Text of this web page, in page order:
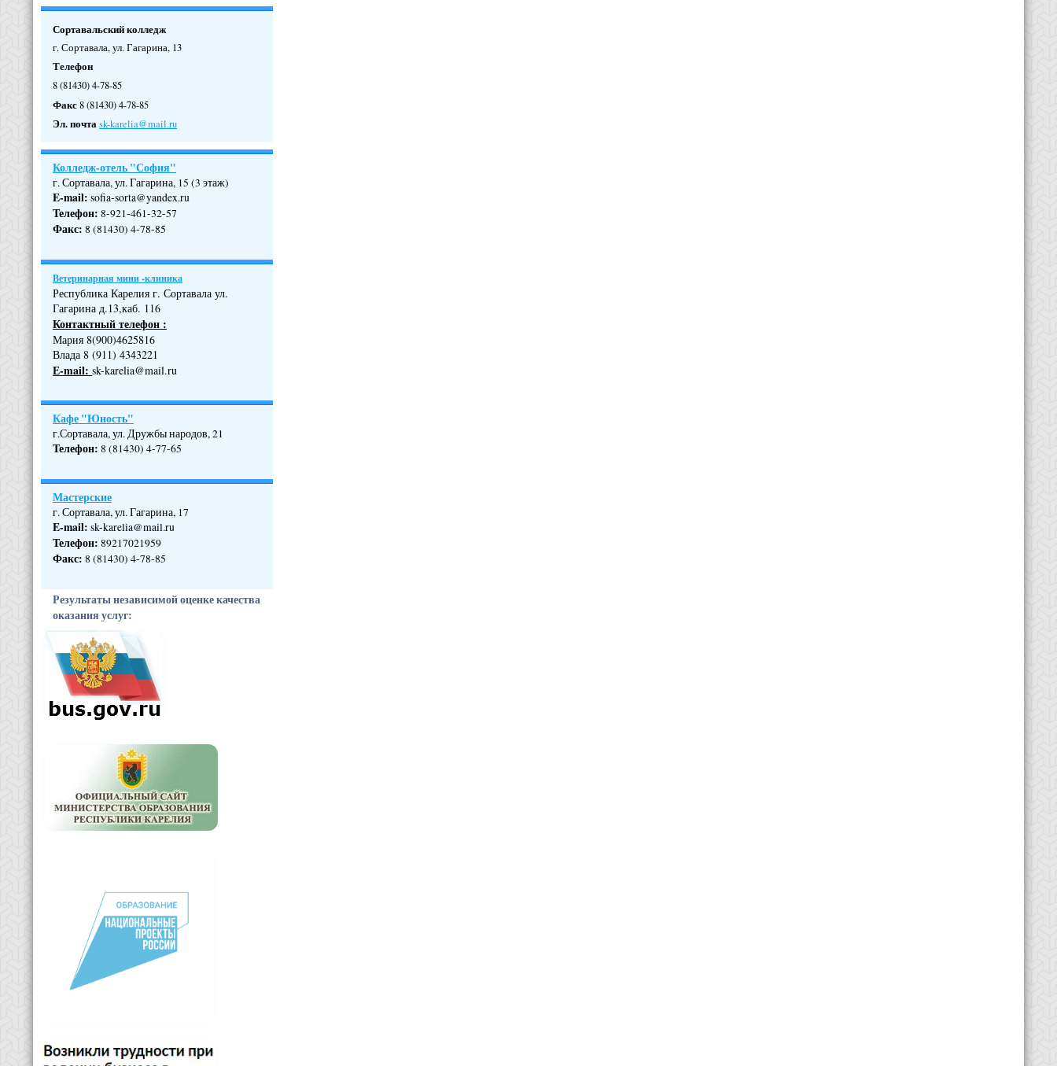
Сортавальский колледж
г. Сортавала, ул. Гагарина, 13
Телефон
8 (81430) 4-78-85
Факс8 (81430) 4-78-85
Эл. почтаsk-karelia@mail.ru
Колледж-отель "София"
г. Сортавала, ул. Гагарина, 15 (3 этаж)
E-mail: sofia-sorta@yandex.ru
Телефон: 8-921-461-32-57
Факс: 8 (81430) 4-78-85
Ветеринарная мини -клиника
Республика Карелия г. Сортавала ул.
Гагарина д.13,каб. 116
Контактный телефон :
Мария 8(900)4625816
Влада 8 (911) 4343221
Е-mail: sk-karelia@mail.ru
Кафе "Юность"
г.Сортавала, ул. Дружбы народов, 21
Телефон: 8 (81430) 4-77-65
Мастерские
г. Сортавала, ул. Гагарина, 17
E-mail: sk-karelia@mail.ru
Телефон: 89217021959
Факс: 8 (81430) 4-78-85
Результаты независимой оценке качества
оказания услуг: